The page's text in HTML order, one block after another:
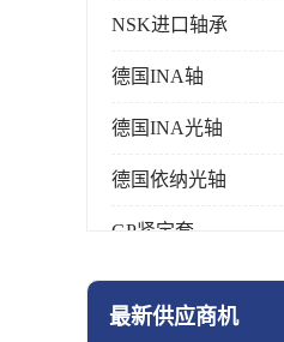
NSK进口轴承
德国INA轴
德国INA光轴
德国依纳光轴
GP紧定套
SKF轴承
最新供应商机